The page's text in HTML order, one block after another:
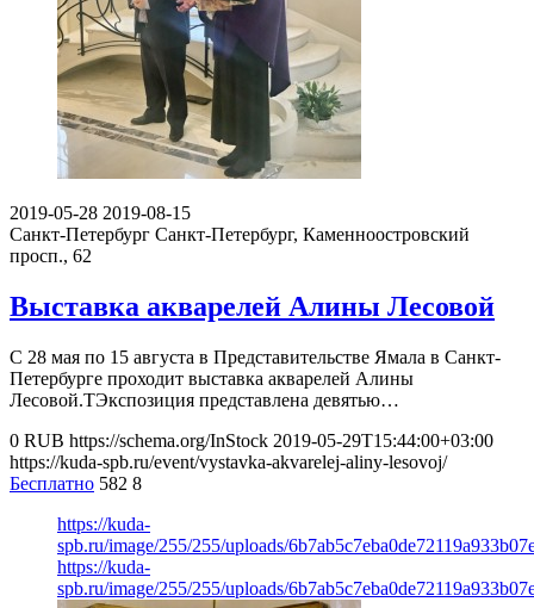
2019-05-28 2019-08-15
Санкт-Петербург Санкт-Петербург, Каменноостровский
просп., 62
Выставка акварелей Алины Лесовой
С 28 мая по 15 августа в Представительстве Ямала в Санкт-
Петербурге проходит выставка акварелей Алины
Лесовой.ТЭкспозиция представлена девятью…
0 RUB https://schema.org/InStock 2019-05-29T15:44:00+03:00
https://kuda-spb.ru/event/vystavka-akvarelej-aliny-lesovoj/
Бесплатно 582 8
https://kuda-
spb.ru/image/255/255/uploads/
https://kuda-
spb.ru/image/255/255/uploads/